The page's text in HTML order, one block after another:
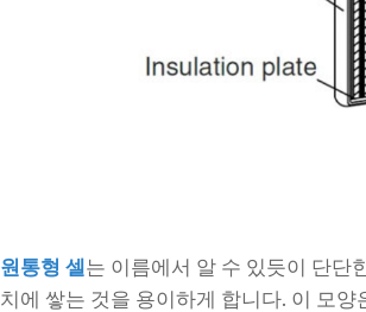
원통형 셀 는 이름에서 알 수 있듯이 단단
치에 쌓는 것을 용이하게 합니다. 이 모